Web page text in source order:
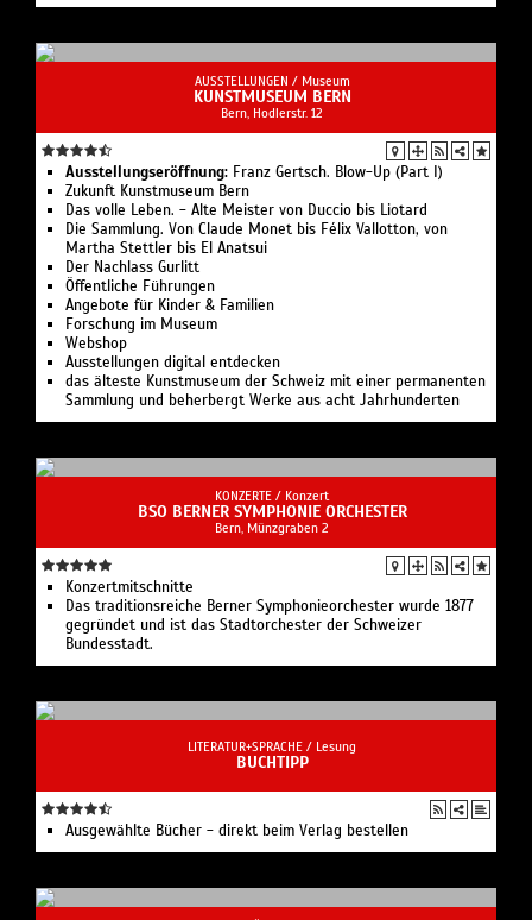
AUSSTELLUNGEN / Museum
KUNSTMUSEUM BERN
Bern, Hodlerstr. 12
Ausstellungseröffnung: Franz Gertsch. Blow-Up (Part I)
Zukunft Kunst­museum Bern
Das volle Leben. - Alte Meister von Duccio bis Liotard
Die Sammlung. Von Claude Monet bis Félix Vallotton, von
Martha Stettler bis El Anatsui
Der Nachlass Gurlitt
Öffentliche Führungen
Angebote für Kinder & Familien
Forschung im Museum
Webshop
Ausstellungen digital entdecken
das älteste Kunstmuseum der Schweiz mit einer permanenten
Sammlung und beherbergt Werke aus acht Jahrhunderten
KONZERTE / Konzert
BSO BERNER SYMPHONIE ORCHESTER
Bern, Münzgraben 2
Konzertmitschnitte
Das traditionsreiche Berner Symphonieorchester wurde 1877
gegründet und ist das Stadtorchester der Schweizer
Bundesstadt.
LITERATUR+SPRACHE / Lesung
BUCHTIPP
Ausgewählte Bücher - direkt beim Verlag bestellen